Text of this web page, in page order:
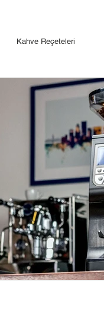
Kahve Reçeteleri